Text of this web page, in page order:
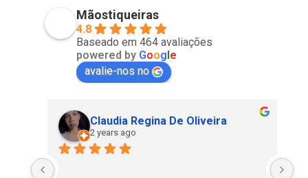
Mãostiqueiras
4.8
Baseado em 464 avaliações
powered by Google
avalie-nos no
Claudia Regina De Oliveira
2 years ago